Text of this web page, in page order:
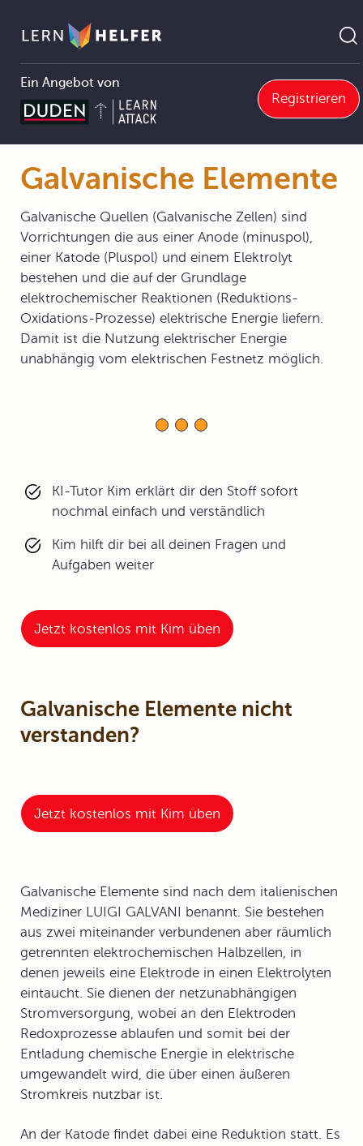
Ein Angebot von
Registrieren
Pfadnavigation
5 Grundzüge der physikalischen Chemie Galvanische Elemente
Galvanische Elemente
Galvanische Quellen (Galvanische Zellen) sind
Vorrichtungen die aus einer Anode (minuspol),
einer Katode (Pluspol) und einem Elektrolyt
bestehen und die auf der Grundlage
elektrochemischer Reaktionen (Reduktions-
Oxidations-Prozesse) elektrische Energie liefern.
Damit ist die Nutzung elektrischer Energie
unabhängig vom elektrischen Festnetz möglich.
KI-Tutor Kim erklärt dir den Stoff sofort
nochmal einfach und verständlich
Kim hilft dir bei all deinen Fragen und
Aufgaben weiter
Jetzt kostenlos mit Kim üben
Galvanische Elemente nicht
verstanden?
Jetzt kostenlos mit Kim üben
Galvanische Elemente sind nach dem italienischen
Mediziner LUIGI GALVANI benannt. Sie bestehen
aus zwei miteinander verbundenen aber räumlich
getrennten elektrochemischen Halbzellen, in
denen jeweils eine Elektrode in einen Elektrolyten
eintaucht. Sie dienen der netzunabhängigen
Stromversorgung, wobei an den Elektroden
Redoxprozesse ablaufen und somit bei der
Entladung chemische Energie in elektrische
umgewandelt wird, die über einen äußeren
Stromkreis nutzbar ist.
An der Katode findet dabei eine Reduktion statt. Es